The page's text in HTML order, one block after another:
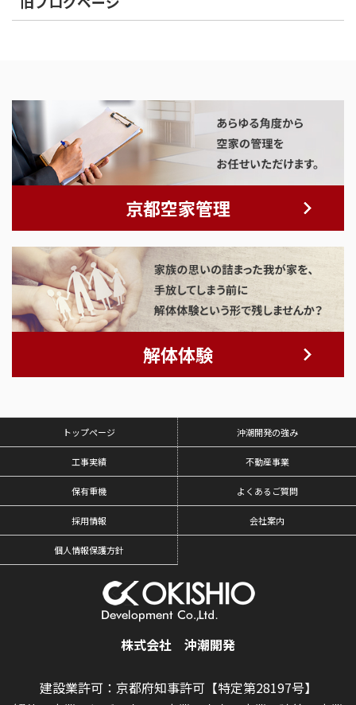
京都空家管理
解体体験
トップページ 沖潮開発の強み
工事実績 不動産事業
保有重機 よくあるご質問
採用情報 会社案内
個人情報保護方針
株式会社 沖潮開発
建設業許可：京都府知事許可【特定第28197号】